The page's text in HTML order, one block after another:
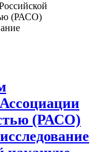
(РАСО)
(РАСО)